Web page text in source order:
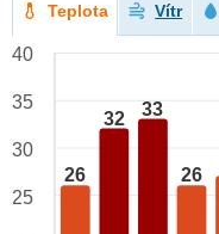
Teplota Vítr
26
32 33
26
40
35
30
25